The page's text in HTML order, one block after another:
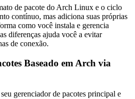
de pacote do Arch Linux e o ciclo
contínuo, mas adiciona suas próprias
como você instala e gerencia
diferenças ajuda você a evitar
de conexão.
Baseado em Arch via
gerenciador de pacotes principal e